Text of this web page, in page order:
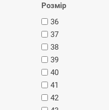
Розмір
36
37
38
39
40
41
42